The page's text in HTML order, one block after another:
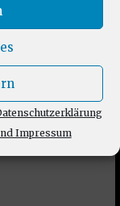
Impressum